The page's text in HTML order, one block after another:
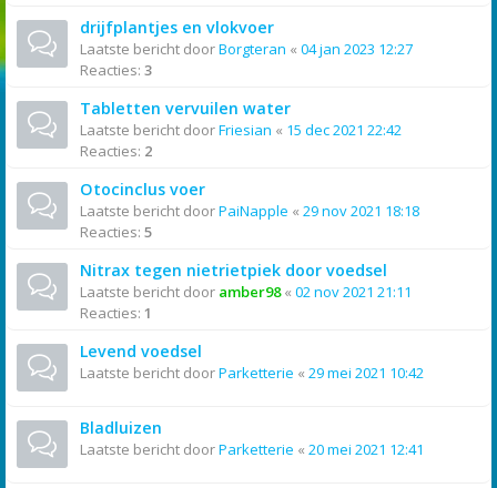
drijfplantjes en vlokvoer
Laatste bericht doorBorgteran « 04 jan 2023 12:27
Reacties: 3
Tabletten vervuilen water
Laatste bericht doorFriesian « 15 dec 2021 22:42
Reacties: 2
Otocinclus voer
Laatste bericht doorPaiNapple « 29 nov 2021 18:18
Reacties: 5
Nitrax tegen nietrietpiek door voedsel
Laatste bericht door amber98« 02 nov 2021 21:11
Reacties: 1
Levend voedsel
Laatste bericht doorParketterie « 29 mei 2021 10:42
Bladluizen
Laatste bericht doorParketterie « 20 mei 2021 12:41